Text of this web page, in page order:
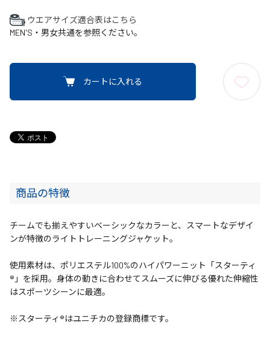
ウエアサイズ適合表はこちら
MEN'S・男女共通を参照ください。
カートに入れる
商品の特徴
チームでも揃えやすいベーシックなカラーと、スマートなデザイ
ンが特徴のライトトレーニングジャケット。
使用素材は、ポリエステル100%のハイパワーニット「スターティ
®」を採用。身体の動きに合わせてスムーズに伸びる優れた伸縮性
はスポーツシーンに最適。
※スターティ®はユニチカの登録商標です。